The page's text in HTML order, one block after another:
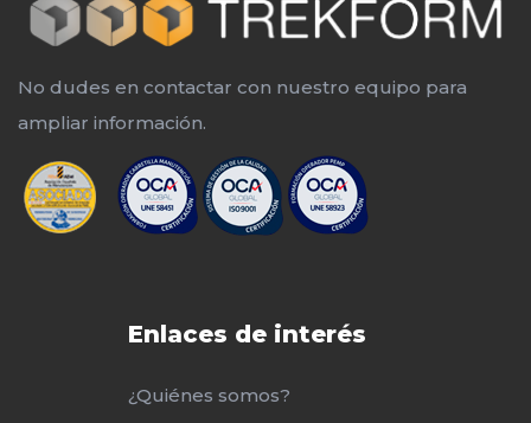
No dudes en contactar con nuestro equipo para
ampliar información.
Enlaces de interés
¿Quiénes somos?